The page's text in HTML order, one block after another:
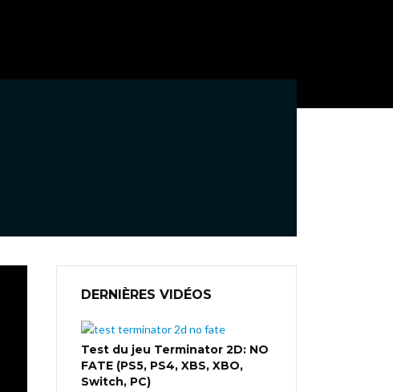
DERNIÈRES VIDÉOS
Test du jeu Terminator 2D: NO
FATE (PS5, PS4, XBS, XBO,
Switch, PC)